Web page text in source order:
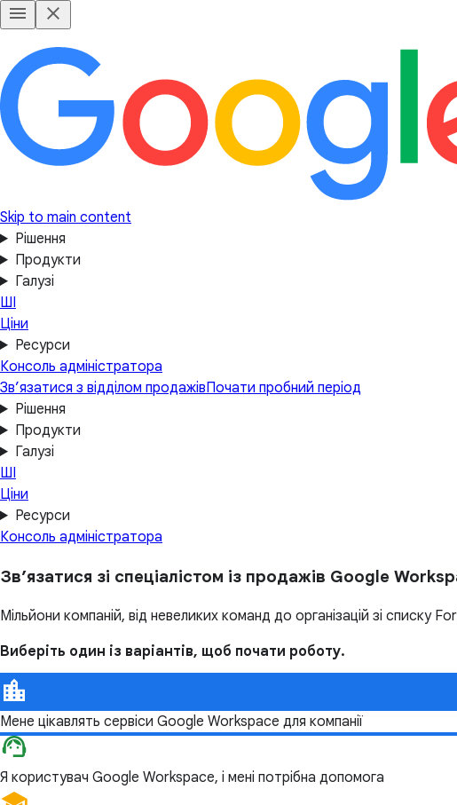
Skip to main content
Рішення
Продукти
Галузі
ШІ
Ціни
Ресурси
Консоль адміністратора
Зв’язатися з відділом продажівПочати пробний період
Рішення
Продукти
Галузі
ШІ
Ціни
Ресурси
Консоль адміністратора
Зв’язатися зі спеціалістом із продажів Google
Мільйони компаній, від невеликих команд до організацій зі
Виберіть один із варіантів, щоб почати роботу.
Мене цікавлять сервіси Google Workspace для компанії
Я користувач Google Workspace, і мені потрібна допомога